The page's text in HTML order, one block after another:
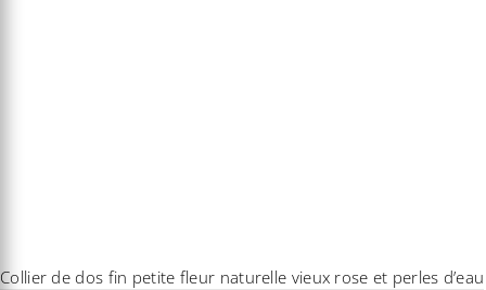
Collier de dos fin petite fleur naturelle vieux rose et perles d’eau